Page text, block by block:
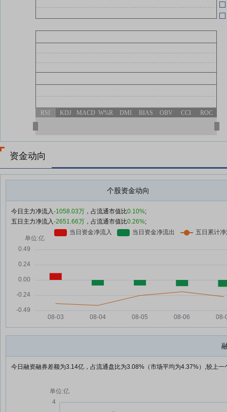
RSI KDJ MACD W%R DMI BIAS OBV CCI ROC
资金动向
个股资金动向
今日主力净流入-1058.03万 ，占流通市值比0.10%;
五日主力净流入-2651.66万 ，占流通市值比0.26%;
今日融资融券差额为3.14亿，占流通盘比为3.08%（市场平均为4.37%）,较上一